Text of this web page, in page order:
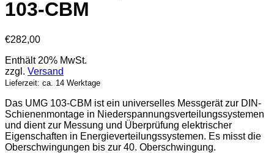
103-CBM
€282,00
Enthält 20% MwSt.
zzgl. Versand
Lieferzeit: ca. 14 Werktage
Das UMG 103-CBM ist ein universelles Messgerät zur DIN-
Schienenmontage in Niederspannungsverteilungssystemen
und dient zur Messung und Überprüfung elektrischer
Eigenschaften in Energieverteilungssystemen. Es misst die
Oberschwingungen bis zur 40. Oberschwingung.